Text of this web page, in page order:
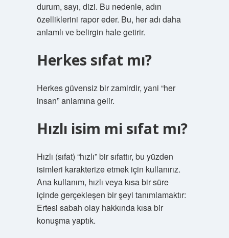
durum, sayı, dizi. Bu nedenle, adın
özelliklerini rapor eder. Bu, her adı daha
anlamlı ve belirgin hale getirir.
Herkes sıfat mı?
Herkes güvensiz bir zamirdir, yani “her
insan” anlamına gelir.
Hızlı isim mi sıfat mı?
Hızlı (sıfat) “hızlı” bir sıfattır, bu yüzden
isimleri karakterize etmek için kullanırız.
Ana kullanım, hızlı veya kısa bir süre
içinde gerçekleşen bir şeyi tanımlamaktır:
Ertesi sabah olay hakkında kısa bir
konuşma yaptık.